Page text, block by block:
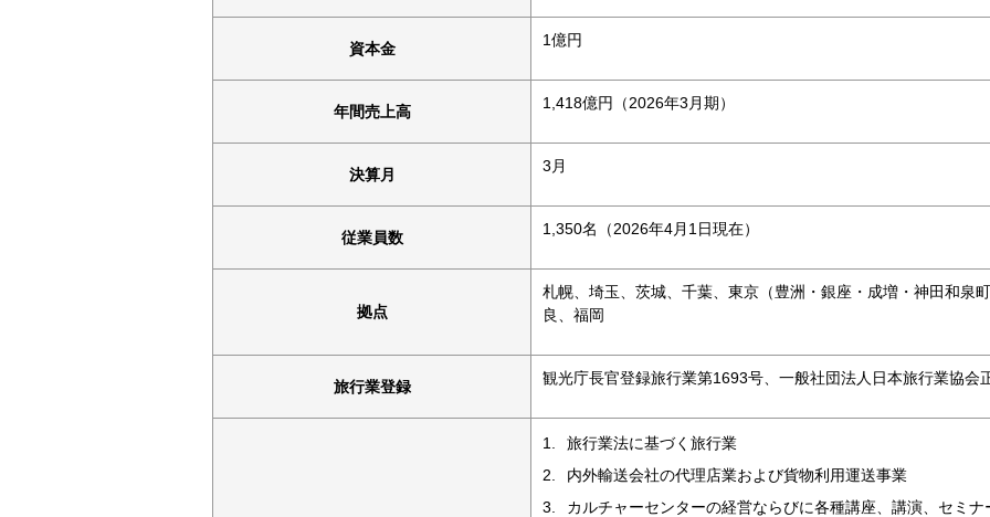
資本金 1億円
年間売上高 1,418億円（2026年3月期）
決算月 3月
従業員数 1,350名（2026年4月1日現在）
拠点
札幌、埼玉、茨城、千葉、東京（豊洲・銀座・成増・神田和泉
良、福岡
旅行業登録 観光庁長官登録旅行業第1693号、一般社団法人日本旅行業協会
旅行業法に基づく旅行業
内外輸送会社の代理店業および貨物利用運送事業
カルチャーセンターの経営ならびに各種講座、講演、セミナ